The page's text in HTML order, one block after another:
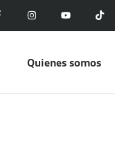
Quienes somos